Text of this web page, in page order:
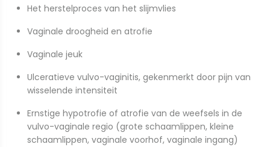
Het herstelproces van het slijmvlies
Vaginale droogheid en atrofie
Vaginale jeuk
Ulceratieve vulvo-vaginitis, gekenmerkt door pijn van
wisselende intensiteit
Ernstige hypotrofie of atrofie van de weefsels in de
vulvo-vaginale regio (grote schaamlippen, kleine
schaamlippen, vaginale voorhof, vaginale ingang)